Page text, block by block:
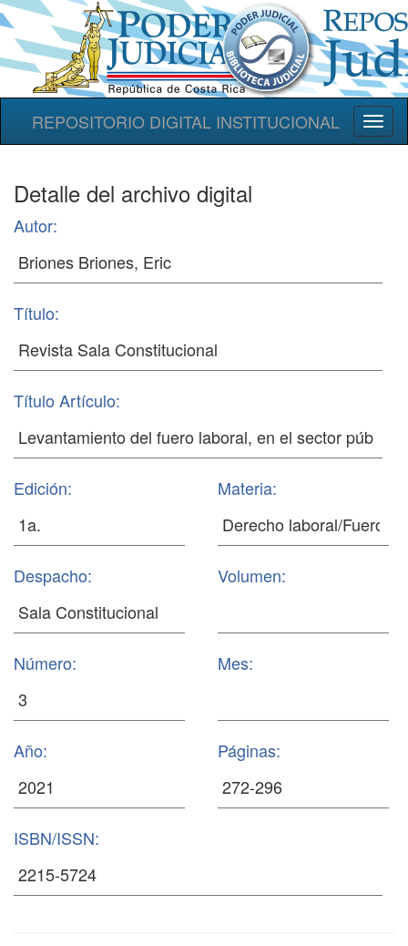
REPOSITORIO DIGITAL INSTITUCIONAL
Detalle del archivo digital
Autor:
Título:
Título Artículo:
Edición: Materia:
Despacho: Volumen:
Número: Mes:
Año: Páginas:
ISBN/ISSN: